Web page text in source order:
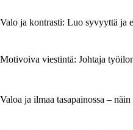
Valo ja kontrasti: Luo syvyyttä ja
Motivoiva viestintä: Johtaja
Valoa ja ilmaa tasapainossa –